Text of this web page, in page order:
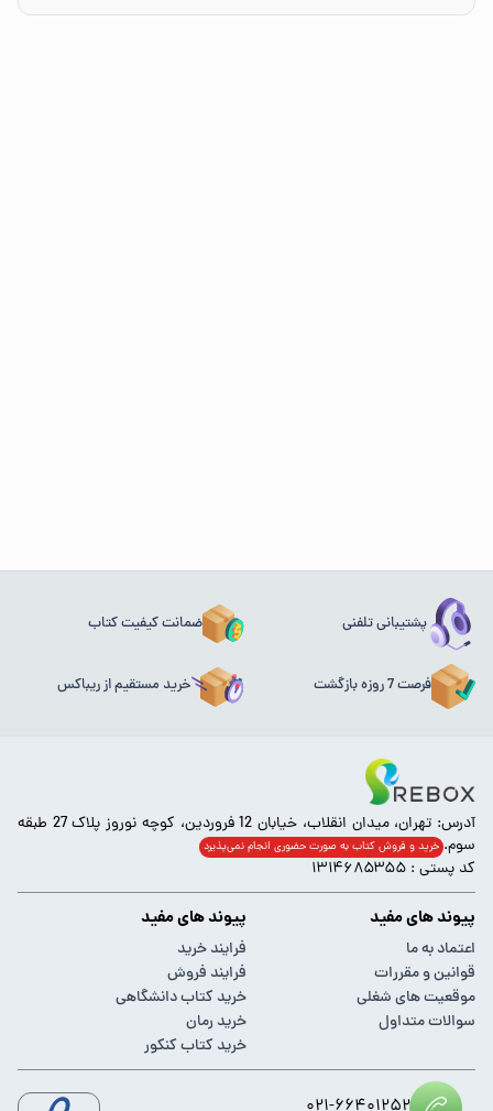
پشتیبانی تلفنی ضمانت کیفیت کتاب
فرصت 7 روزه بازگشت خرید مستقیم از ریباکس
آدرس: تهران، میدان انقلاب، خیابان 12 فروردین، کوچه نوروز پلاک 27 طبقه
سوم. خرید و فروش کتاب به صورت حضوری انجام‌ نمی‌پذیرد
کد پستی : ۱۳۱۴۶۸۵۳۵۵
پیوند های مفید
اعتماد به ما
قوانین و مقررات
موقعیت های شغلی
سوالات متداول
پیوند های مفید
فرایند خرید
فرایند فروش
خرید کتاب دانشگاهی
خرید رمان
خرید کتاب کنکور